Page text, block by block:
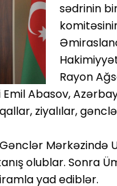
sədrinin
Rayon
Abasov,
ziyalılar,
olublar. Sonra
yad ediblər.